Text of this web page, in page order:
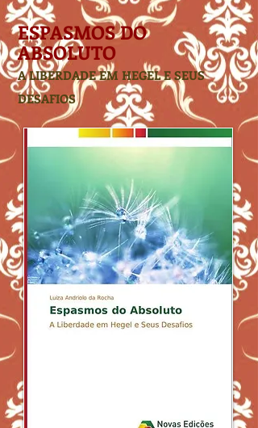
ESPASMOS DO
ABSOLUTO
A LIBERDADE EM HEGEL E SEUS
DESAFIOS